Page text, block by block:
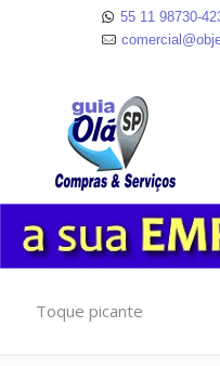
55 11 98730-
Toque picante